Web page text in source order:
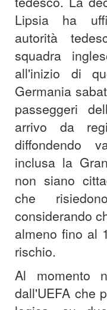
Lipsia ha
autorità
squadra
all'inizio di
Germania
passeggeri
arrivo da
diffondendo
inclusa la
non siano
che
considerando
almeno fino al
rischio.
Al momento
dall'UEFA che